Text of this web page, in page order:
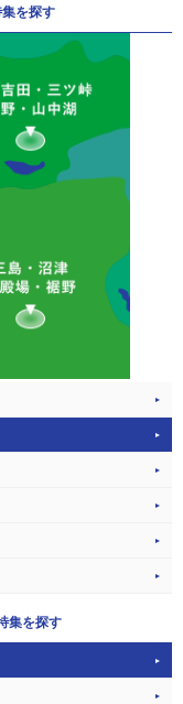
を探す
集を探す